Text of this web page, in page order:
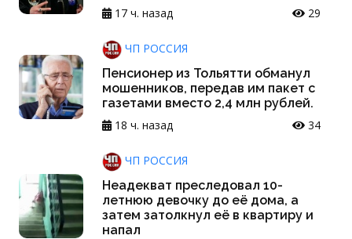
17 ч. назад
29
ЧП РОССИЯ
Пенсионер из Тольятти обманул
мошенников, передав им пакет с
газетами вместо 2,4 млн рублей.
18 ч. назад
34
ЧП РОССИЯ
Неадекват преследовал 10-
летнюю девочку до её дома, а
затем затолкнул её в квартиру и
напал